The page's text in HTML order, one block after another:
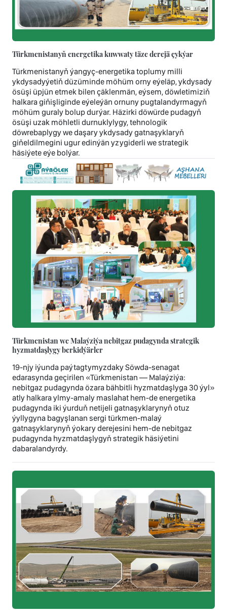
Türkmenistanyň energetika kuwwaty täze derejä çykýar
Türkmenistanyň ýangyç-energetika toplumy milli
ykdysadyýetiň düzüminde möhüm orny eýeläp, ykdysady
ösüşi üpjün etmek bilen çäklenmän, eýsem, döwletimiziň
halkara giňişliginde eýeleýän ornuny pugtalandyrmagyň
möhüm guraly bolup durýar. Häzirki döwürde pudagyň
ösüşi uzak möhletli durnuklylygy, tehnologik
döwrebaplygy we daşary ykdysady gatnaşyklaryň
giňeldilmegini ugur edinýän yzygiderli we strategik
häsiýete eýe bolýar.
Türkmenistan we Malaýziýa nebitgaz pudagynda strategik
hyzmatdaşlygy berkidýärler
19-njy iýunda paýtagtymyzdaky Söwda-senagat
edarasynda geçirilen «Türkmenistan — Malaýziýa:
nebitgaz pudagynda özara bähbitli hyzmatdaşlyga 30 ýyl»
atly halkara ylmy-amaly maslahat hem-de energetika
pudagynda iki ýurduň netijeli gatnaşyklarynyň otuz
ýyllygyna bagyşlanan sergi türkmen-malaý
gatnaşyklarynyň ýokary derejesini hem-de nebitgaz
pudagynda hyzmatdaşlygyň strategik häsiýetini
dabaralandyrdy.